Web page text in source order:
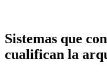
Sistemas que
cualifican la